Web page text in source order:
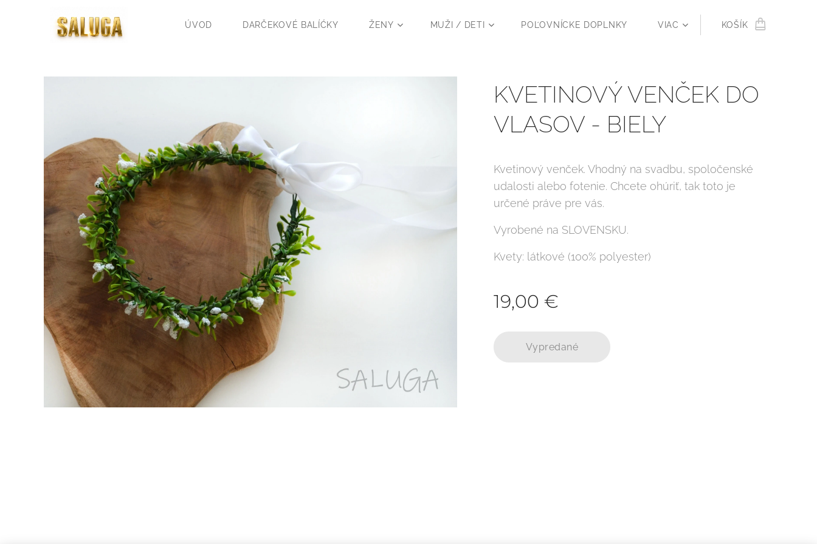
ÚVOD DARČEKOVÉ BALÍĆKY ŽENY MUŽI / DETI POĽOVNÍCKE DOPLNKY VIAC KOŠÍK
KVETINOVÝ VENČEK DO
VLASOV - BIELY
Kvetinový venček. Vhodný na svadbu, spoločenské
udalosti alebo fotenie. Chcete ohúriť, tak toto je
určené práve pre vás.
Vyrobené na SLOVENSKU.
Kvety: látkové (100% polyester)
19,00 €
Vypredané